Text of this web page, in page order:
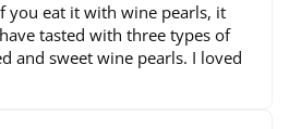
you eat it with wine pearls, it
tasted with three types of
and sweet wine pearls. I loved